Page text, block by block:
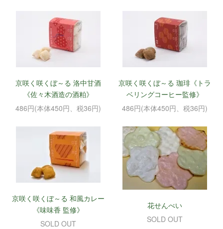
京咲く咲くぼ～る 洛中甘酒
《佐々木酒造の酒粕》
486円(本体450円、税36円)
京咲く咲くぼ～る 珈琲《トラ
ベリングコーヒー監修》
486円(本体450円、税36円)
京咲く咲くぼ～る 和風カレー
《味味香 監修》
SOLD OUT
花せんべい
SOLD OUT